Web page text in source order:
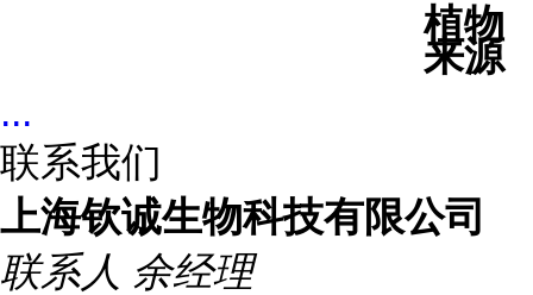
植物
来源
...
联系我们
上海钦诚生物科技有限公司
联系人 余经理